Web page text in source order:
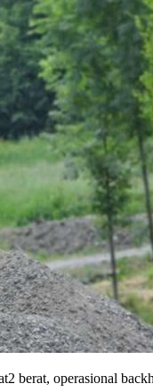
berat, operasional